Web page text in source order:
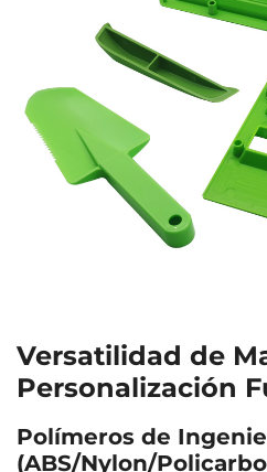
Versatilidad de
Personalización
Polímeros de
(ABS/Nylon/